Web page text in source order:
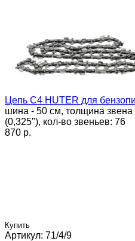
Цепь C4 HUTER для
шина - 50 см, толщина
(0,325"), кол-во звеньев: 76
870 p.
Купить
Артикул: 71/4/9